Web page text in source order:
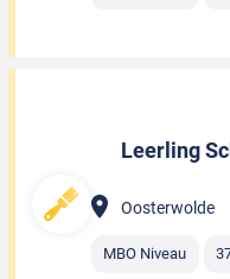
Leerling
Oosterwolde
MBO Niveau